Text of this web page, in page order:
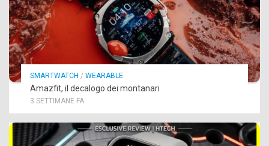
SMARTWATCH / WEARABLE
Amazfit, il decalogo dei montanari
3 SETTIMANE FA